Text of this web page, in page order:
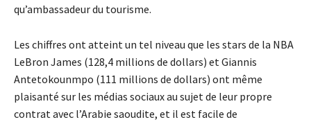
qu’ambassadeur du tourisme.
Les chiffres ont atteint un tel niveau que les stars de la NBA
LeBron James (128,4 millions de dollars) et Giannis
Antetokounmpo (111 millions de dollars) ont même
plaisanté sur les médias sociaux au sujet de leur propre
contrat avec l’Arabie saoudite, et il est facile de